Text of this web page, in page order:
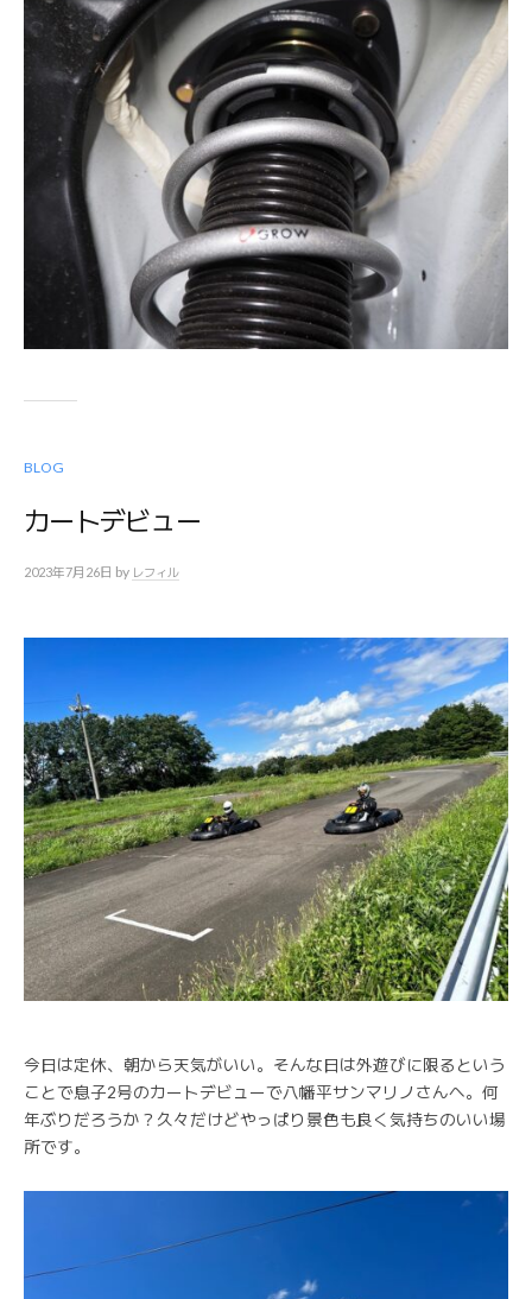
BLOG
カートデビュー
2023年7月26日 by レフィル
今日は定休、朝から天気がいい。そんな日は外遊びに限るという
ことで息子2号のカートデビューで八幡平サンマリノさんへ。何
年ぶりだろうか？久々だけどやっぱり景色も良く気持ちのいい場
所です。